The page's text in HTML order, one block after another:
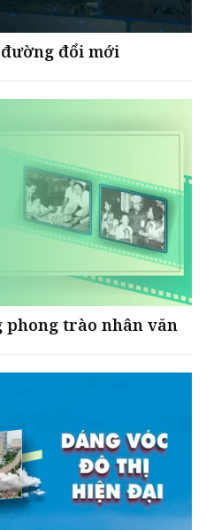
đổi mới
phong trào nhân văn